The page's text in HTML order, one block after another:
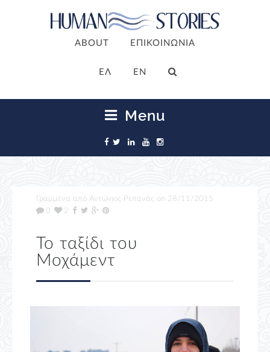
ABOUT ΕΠΙΚΟΙΝΩΝΙΑ
ΕΛ EN
Menu
Γραμμένα από Αντώνιος Ρεπανάς on 28/11/2015
0
2
Το ταξίδι του
Μοχάμεντ